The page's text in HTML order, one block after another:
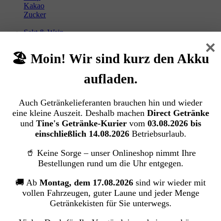
Kakao
Zucker
Sekt & Wein
Sekt
Zur Kategorie Snack & Haushalt
Süßwaren
Gebäck und Snacks
Drogerie
Softdrinks
Cola Getränke
×
🏖️ Moin! Wir sind kurz den Akku
aufladen.
Auch Getränkelieferanten brauchen hin und wieder
eine kleine Auszeit. Deshalb machen Direct Getränke
und Tine's Getränke-Kuriervom 03.08.2026 bis
einschließlich 14.08.2026Betriebsurlaub.
🥤 Keine Sorge – unser Onlineshop nimmt Ihre
Bestellungen rund um die Uhr entgegen.
🚚 Ab Montag, dem 17.08.2026 sind wir wieder mit
vollen Fahrzeugen, guter Laune und jeder Menge
Getränkekisten für Sie unterwegs.